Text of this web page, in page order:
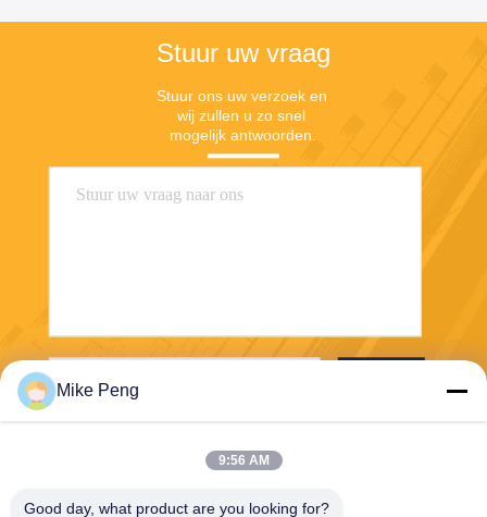
Stuur uw vraag
Stuur ons uw verzoek en
wij zullen u zo snel
mogelijk antwoorden.
Mike Peng
9:56 AM
Good day, what product are you looking for?